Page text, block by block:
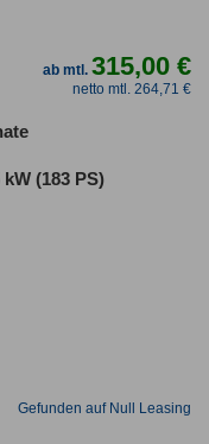
ab mtl.315,00 €
netto mtl. 264,71 €
kW (183 PS)
Gefunden auf Null Leasing